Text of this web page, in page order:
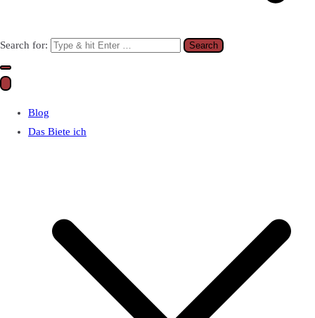
Search for:
Blog
Das Biete ich